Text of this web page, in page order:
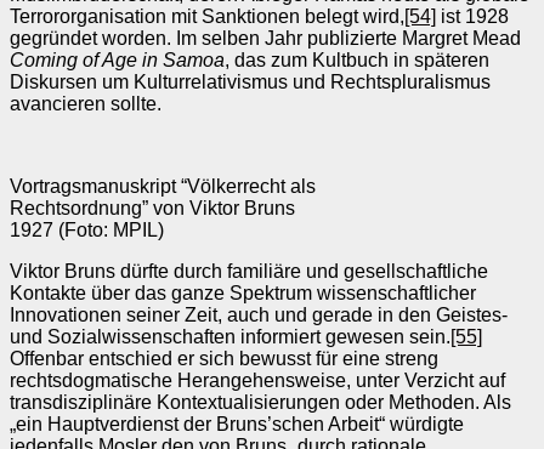
Terrororganisation mit Sanktionen belegt wird,[54] ist 1928
gegründet worden. Im selben Jahr publizierte Margret Mead
Coming of Age in Samoa, das zum Kultbuch in späteren
Diskursen um Kulturrelativismus und Rechtspluralismus
avancieren sollte.
Vortragsmanuskript “Völkerrecht als
Rechtsordnung” von Viktor Bruns
1927 (Foto: MPIL)
Viktor Bruns dürfte durch familiäre und gesellschaftliche
Kontakte über das ganze Spektrum wissenschaftlicher
Innovationen seiner Zeit, auch und gerade in den Geistes-
und Sozialwissenschaften informiert gewesen sein.[55]
Offenbar entschied er sich bewusst für eine streng
rechtsdogmatische Herangehensweise, unter Verzicht auf
transdisziplinäre Kontextualisierungen oder Methoden. Als
„ein Hauptverdienst der Bruns’schen Arbeit“ würdigte